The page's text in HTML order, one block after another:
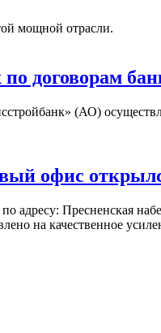
мощной отрасли.
договорам
(АО)
офис
адресу: Пресненская
на качественное